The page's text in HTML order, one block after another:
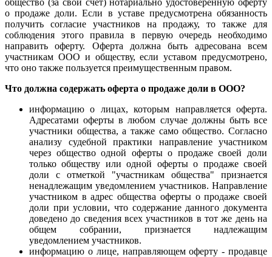
общество (за свой счет) нотариально удостоверенную оферту
о продаже доли. Если в уставе предусмотрена обязанность
получить согласие участников на продажу, то также для
соблюдения этого правила в первую очередь необходимо
направить оферту. Оферта должна быть адресована всем
участникам ООО и обществу, если уставом предусмотрено,
что оно также пользуется преимущественным правом.
Что должна содержать оферта о продаже доли в ООО?
информацию о лицах, которым направляется оферта.
Адресатами оферты в любом случае должны быть все
участники общества, а также само общество. Согласно
анализу судебной практики направление участником
через общество одной оферты о продаже своей доли
только обществу или одной оферты о продаже своей
доли с отметкой "участникам общества" признается
ненадлежащим уведомлением участников. Направление
участником в адрес общества оферты о продаже своей
доли при условии, что содержание данного документа
доведено до сведения всех участников в тот же день на
общем собрании, признается надлежащим
уведомлением участников.
информацию о лице, направляющем оферту - продавце